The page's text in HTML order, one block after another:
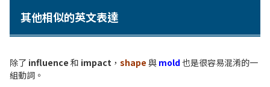
其他相似的英文表達
除了 influence 和 impact ， shape 與 mold也是很容易混淆的一
組動詞。